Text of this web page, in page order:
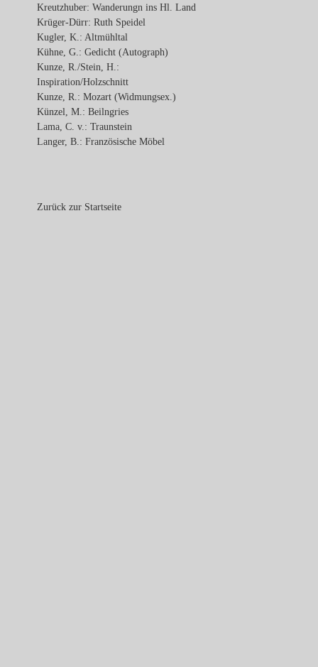
Kreutzhuber: Wanderungn ins Hl. Land
Krüger-Dürr: Ruth Speidel
Kugler, K.: Altmühltal
Kühne, G.: Gedicht (Autograph)
Kunze, R./Stein, H.:
Inspiration/Holzschnitt
Kunze, R.: Mozart (Widmungsex.)
Künzel, M.: Beilngries
Lama, C. v.: Traunstein
Langer, B.: Französische Möbel
Zurück zur Startseite